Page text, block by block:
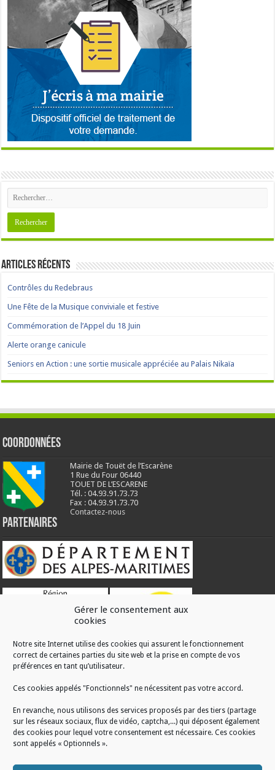
Gérer le consentement aux
cookies
Notre site Internet utilise des cookies qui assurent le fonctionnement
correct de certaines parties du site web et la prise en compte de vos
préférences en tant qu’utilisateur.
Ces cookies appelés "Fonctionnels" ne nécessitent pas votre accord.
En revanche, nous utilisons des services proposés par des tiers (partage
sur les réseaux sociaux, flux de vidéo, captcha,...) qui déposent également
des cookies pour lequel votre consentement est nécessaire. Ces cookies
sont appelés « Optionnels ».
Articles récents
Contrôles du Redebraus
Une Fête de la Musique conviviale et festive
Commémoration de l’Appel du 18 Juin
Alerte orange canicule
Seniors en Action : une sortie musicale appréciée au Palais Nikaïa
Coordonnées
Mairie de Touët de l’Escarène
1 Rue du Four 06440
TOUET DE L’ESCARENE
Tél. : 04.93.91.73.73
Fax : 04.93.91.73.70
Contactez-nous
Partenaires
RÉALISATION